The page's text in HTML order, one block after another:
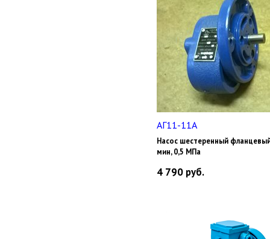
АГ11-11А
Насос шестеренный
мин, 0,5 МПа
4 790 руб.